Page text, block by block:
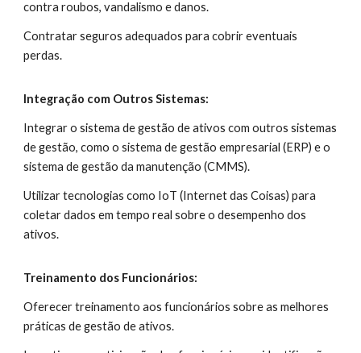
contra roubos, vandalismo e danos.
Contratar seguros adequados para cobrir eventuais
perdas.
Integração com Outros Sistemas:
Integrar o sistema de gestão de ativos com outros sistemas
de gestão, como o sistema de gestão empresarial (ERP) e o
sistema de gestão da manutenção (CMMS).
Utilizar tecnologias como IoT (Internet das Coisas) para
coletar dados em tempo real sobre o desempenho dos
ativos.
Treinamento dos Funcionários:
Oferecer treinamento aos funcionários sobre as melhores
práticas de gestão de ativos.